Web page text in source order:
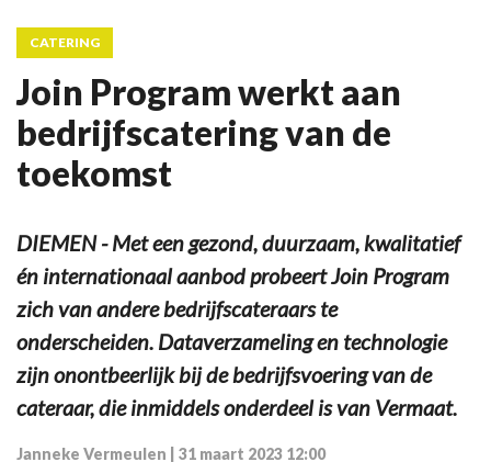
CATERING
Join Program werkt aan
bedrijfscatering van de
toekomst
DIEMEN - Met een gezond, duurzaam, kwalitatief
én internationaal aanbod probeert Join Program
zich van andere bedrijfscateraars te
onderscheiden. Dataverzameling en technologie
zijn onontbeerlijk bij de bedrijfsvoering van de
cateraar, die inmiddels onderdeel is van Vermaat.
Janneke Vermeulen 31 maart 2023 12:00